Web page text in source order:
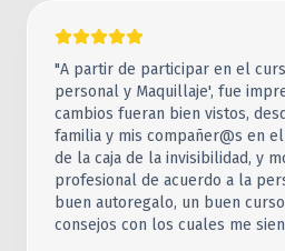
"A partir de participar en el
personal y Maquillaje', fue
cambios fueran bien vistos,
familia y mis compañer@s en
de la caja de la invisibilidad, y
profesional de acuerdo a la
buen autoregalo, un buen
consejos con los cuales me